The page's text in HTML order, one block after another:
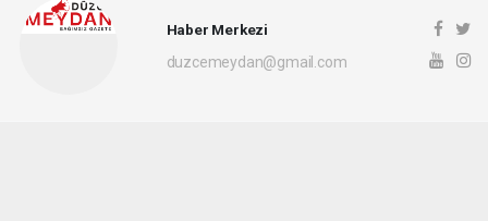
Haber Merkezi
duzcemeydan@gmail.com